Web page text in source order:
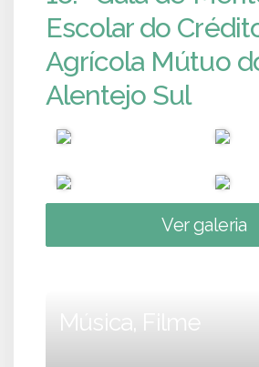
Escolar do
Agrícola Mútuo
Alentejo Sul
Ver galeria
Música, Filme